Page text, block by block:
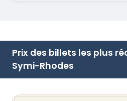
Prix des billets les plus
Symi-Rhodes